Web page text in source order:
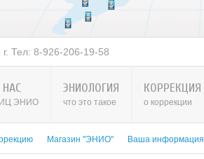
г. Тел: 8-938-151-44-21
ЭНИО
ЭНИОЛОГИЯ
что это такое
КОРРЕКЦИЯ
о коррекции
Магазин "ЭНИО" Ваша информация